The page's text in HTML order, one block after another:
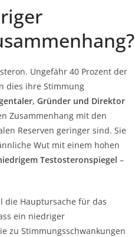
Ungefähr 40 Prozent der
dies ihre Stimmung
Gründer und Direktor
Zusammenhang mit den
Reserven geringer sind. Sie
Wut mit einem hohen
Testosteronspiegel –
die Hauptursache für das
ein niedriger
zu Stimmungsschwankungen